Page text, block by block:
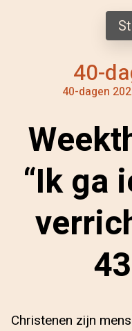
40-
40-dagen
“Ik ga
Christenen zijn